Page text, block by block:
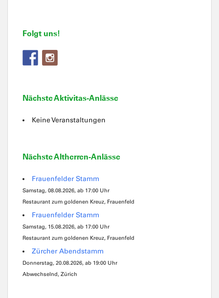
Folgt uns!
Nächste Aktivitas-Anlässe
Keine Veranstaltungen
Nächste Altherren-Anlässe
Frauenfelder Stamm
Samstag, 08.08.2026, ab 17:00 Uhr
Restaurant zum goldenen Kreuz, Frauenfeld
Frauenfelder Stamm
Samstag, 15.08.2026, ab 17:00 Uhr
Restaurant zum goldenen Kreuz, Frauenfeld
Zürcher Abendstamm
Donnerstag, 20.08.2026, ab 19:00 Uhr
Abwechselnd, Zürich